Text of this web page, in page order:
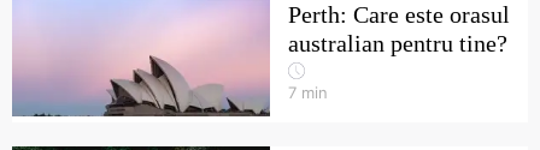
Perth: Care este orasul
australian pentru tine?
7 min